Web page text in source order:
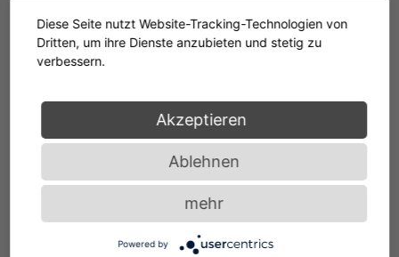
Bow Coffee Table No. 3
2018
Bow Coffee Table No. 4
2018
Bow Coffee Table No. 5
Bow Coffee Table No. 6
Diese Seite nutzt Website-Tracking-Technologien von
Dritten, um ihre Dienste anzubieten und stetig zu
verbessern.
Akzeptieren
Ablehnen
mehr
Powered by